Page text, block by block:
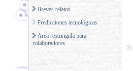
Breves relatos
Predicciones tecnológicas
Area restringida para
colaboradores